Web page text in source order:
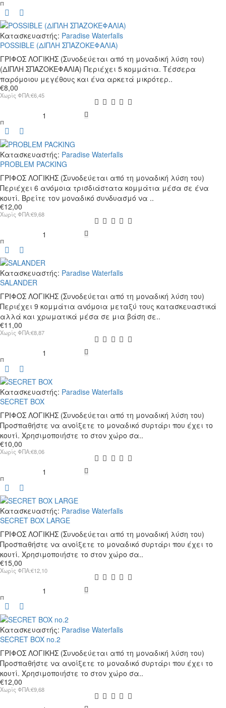
Κατασκευαστής: Paradise Waterfalls
POSSIBLE (ΔΙΠΛΗ ΣΠΑΖΟΚΕΦΑΛΙΑ)
ΓΡΙΦΟΣ ΛΟΓΙΚΗΣ (Συνοδεύεται από τη μοναδική λύση του)
(ΔΙΠΛΗ ΣΠΑΖΟΚΕΦΑΛΙΑ) Περιέχει 5 κομμάτια. Τέσσερα
παρόμοιου μεγέθους και ένα αρκετά μικρότερ..
€8,00
Χωρίς ΦΠΑ:€6,45
POSSIBLE
(ΔΙΠΛΗ
ΣΠΑΖΟΚΕΦΑΛΙΑ)
Κατασκευαστής: Paradise Waterfalls
PROBLEM PACKING
ΓΡΙΦΟΣ ΛΟΓΙΚΗΣ (Συνοδεύεται από τη μοναδική λύση του)
Περιέχει 6 ανόμοια τρισδιάστατα κομμάτια μέσα σε ένα
κουτί. Βρείτε τον μοναδικό συνδυασμό να ..
€12,00
Χωρίς ΦΠΑ:€9,68
PROBLEM
PACKING
Κατασκευαστής: Paradise Waterfalls
SALANDER
ΓΡΙΦΟΣ ΛΟΓΙΚΗΣ (Συνοδεύεται από τη μοναδική λύση του)
Περιέχει 9 κομμάτια ανόμοια μεταξύ τους κατασκευαστικά
αλλά και χρωματικά μέσα σε μια βάση σε..
€11,00
Χωρίς ΦΠΑ:€8,87
SALANDER
Κατασκευαστής: Paradise Waterfalls
SECRET BOX
ΓΡΙΦΟΣ ΛΟΓΙΚΗΣ (Συνοδεύεται από τη μοναδική λύση του)
Προσπαθήστε να ανοίξετε το μοναδικό συρτάρι που έχει το
κουτί. Χρησιμοποιήστε το στον χώρο σα..
€10,00
Χωρίς ΦΠΑ:€8,06
SECRET
BOX
Κατασκευαστής: Paradise Waterfalls
SECRET BOX LARGE
ΓΡΙΦΟΣ ΛΟΓΙΚΗΣ (Συνοδεύεται από τη μοναδική λύση του)
Προσπαθήστε να ανοίξετε το μοναδικό συρτάρι που έχει το
κουτί. Χρησιμοποιήστε το στον χώρο σα..
€15,00
Χωρίς ΦΠΑ:€12,10
SECRET
BOX
LARGE
Κατασκευαστής: Paradise Waterfalls
SECRET BOX no.2
ΓΡΙΦΟΣ ΛΟΓΙΚΗΣ (Συνοδεύεται από τη μοναδική λύση του)
Προσπαθήστε να ανοίξετε το μοναδικό συρτάρι που έχει το
κουτί. Χρησιμοποιήστε το στον χώρο σα..
€12,00
Χωρίς ΦΠΑ:€9,68